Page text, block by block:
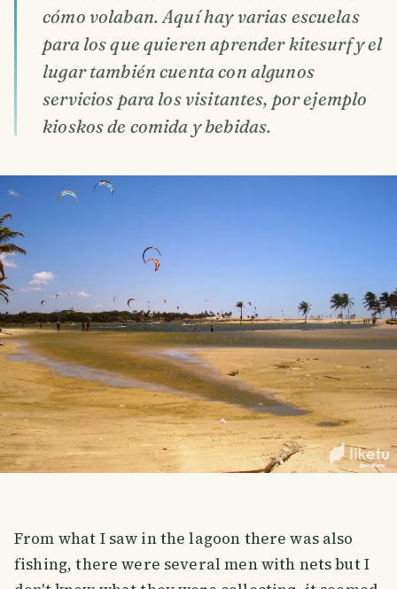
cómo volaban. Aquí hay varias escuelas
para los que quieren aprender kitesurf y el
lugar también cuenta con algunos
servicios para los visitantes, por ejemplo
kioskos de comida y bebidas.
From what I saw in the lagoon there was also
fishing, there were several men with nets but I